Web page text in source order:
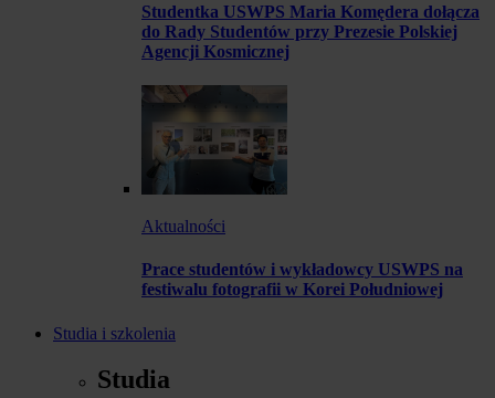
Studentka USWPS Maria Komędera dołącza
do Rady Studentów przy Prezesie Polskiej
Agencji Kosmicznej
Aktualności
Prace studentów i wykładowcy USWPS na
festiwalu fotografii w Korei Południowej
Studia i szkolenia
Studia